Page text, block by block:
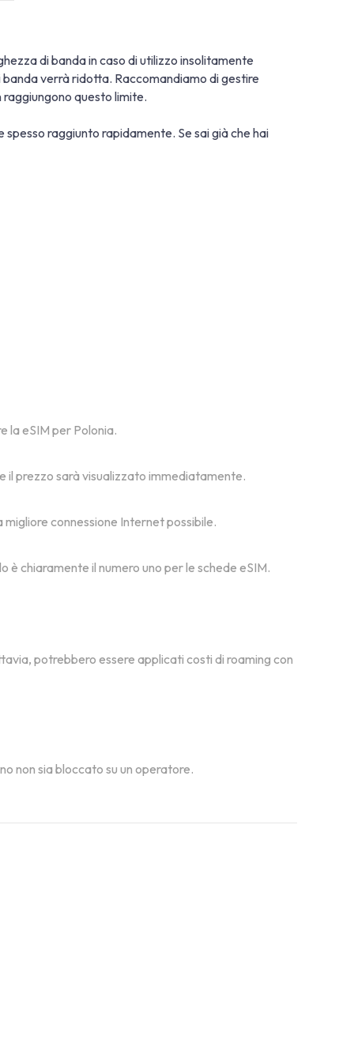
di banda in caso di utilizzo insolitamente
verrà ridotta. Raccomandiamo di gestire
questo limite.
raggiunto rapidamente. Se sai già che hai
la eSIM per Polonia.
il prezzo sarà visualizzato immediatamente.
connessione Internet possibile.
chiaramente il numero uno per le schede eSIM.
potrebbero essere applicati costi di roaming con
non sia bloccato su un operatore.